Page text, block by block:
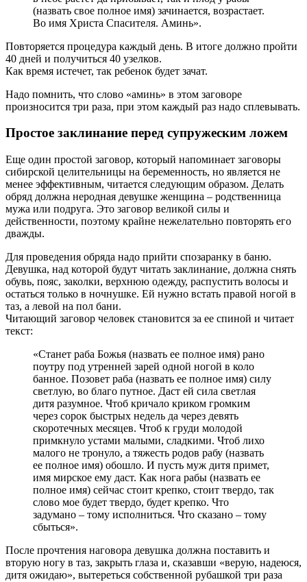
(назвать свое полное имя) зачинается, возрастает.
Во имя Христа Спасителя. Аминь».
Повторяется процедура каждый день. В итоге должно пройти
40 дней и получиться 40 узелков.
Как время истечет, так ребенок будет зачат.
Надо помнить, что слово «аминь» в этом заговоре
произносится три раза, при этом каждый раз надо сплевывать.
Простое заклинание перед супружеским ложем
Еще один простой заговор, который напоминает заговоры
сибирской целительницы на беременность, но является не
менее эффективным, читается следующим образом. Делать
обряд должна неродная девушке женщина – родственница
мужа или подруга. Это заговор великой силы и
действенности, поэтому крайне нежелательно повторять его
дважды.
Для проведения обряда надо прийти спозаранку в баню.
Девушка, над которой будут читать заклинание, должна снять
обувь, пояс, заколки, верхнюю одежду, распустить волосы и
остаться только в ночнушке. Ей нужно встать правой ногой в
таз, а левой на пол бани.
Читающий заговор человек становится за ее спиной и читает
текст:
«Станет раба Божья (назвать ее полное имя) рано
поутру под утренней зарей одной ногой в коло
банное. Позовет раба (назвать ее полное имя) силу
светлую, во благо путное. Даст ей сила светлая
дитя разумное. Чтоб кричало криком громким
через сорок быстрых недель да через девять
скоротечных месяцев. Чтоб к груди молодой
примкнуло устами малыми, сладкими. Чтоб лихо
малого не тронуло, а тяжесть родов рабу (назвать
ее полное имя) обошло. И пусть муж дитя примет,
имя мирское ему даст. Как нога рабы (назвать ее
полное имя) сейчас стоит крепко, стоит твердо, так
слово мое будет твердо, будет крепко. Что
задумано – тому исполниться. Что сказано – тому
сбыться».
После прочтения наговора девушка должна поставить и
вторую ногу в таз, закрыть глаза и, сказавши «верую, надеюся,
дитя ожидаю», вытереться собственной рубашкой три раза